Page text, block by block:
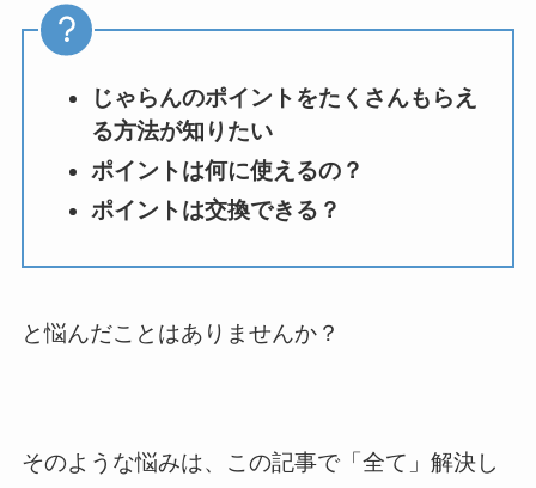
じゃらんのポイントをたくさんもらえ
る方法が知りたい
ポイントは何に使えるの？
ポイントは交換できる？
と悩んだことはありませんか？
そのような悩みは、この記事で「全て」解決し